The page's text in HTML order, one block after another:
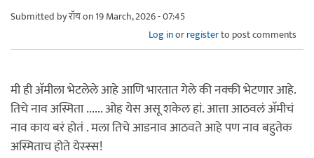
Submitted byरॉयon 19 March, 2026 - 07:45
Log inorregisterto post comments
मी ही अ‍ॅमीला भेटलेले आहे आणि भारतात गेले की नक्की भेटणार आहे.
तिचे नाव अस्मिता ...... ओह येस असू शकेल हां. आत्ता आठवलं अ‍ॅमीचं
नाव काय बरं होतं . मला तिचे आडनाव आठवते आहे पण नाव बहुतेक
अस्मिताच होते येस्स्स!